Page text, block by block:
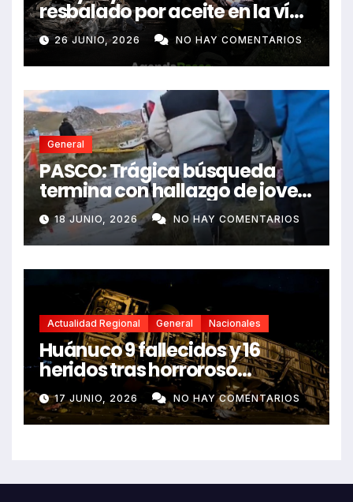
resbalado por aceite en la vía
e impactó auto siniestrado
dejando dos fallecidos
26 JUNIO, 2026 NO HAY COMENTARIOS
General
PASCO: Trágica búsqueda
termina con hallazgo de joven
sin vida en Rancas
18 JUNIO, 2026 NO HAY COMENTARIOS
Actualidad Regional General Nacionales
Huánuco 9 fallecidos y 16
heridos tras horroroso
despiste de bus Real Chancas
que impactó contra vivienda
17 JUNIO, 2026 NO HAY COMENTARIOS